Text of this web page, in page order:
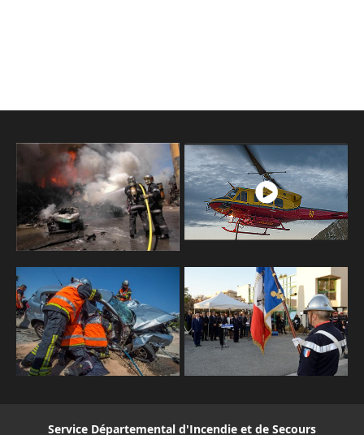
Service Départemental d'Incendie et de Secours